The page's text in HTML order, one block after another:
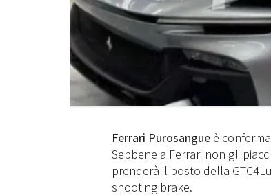
Ferrari Purosangue è
Sebbene a Ferrari non gli
prenderà il posto della
shooting brake.